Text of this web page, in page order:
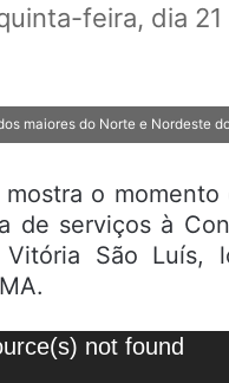
feira, dia
maiores do Norte e Nordeste
o
de serviços à
São Luís,
not found